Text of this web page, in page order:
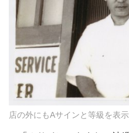
店の外にもAサインと等級を表